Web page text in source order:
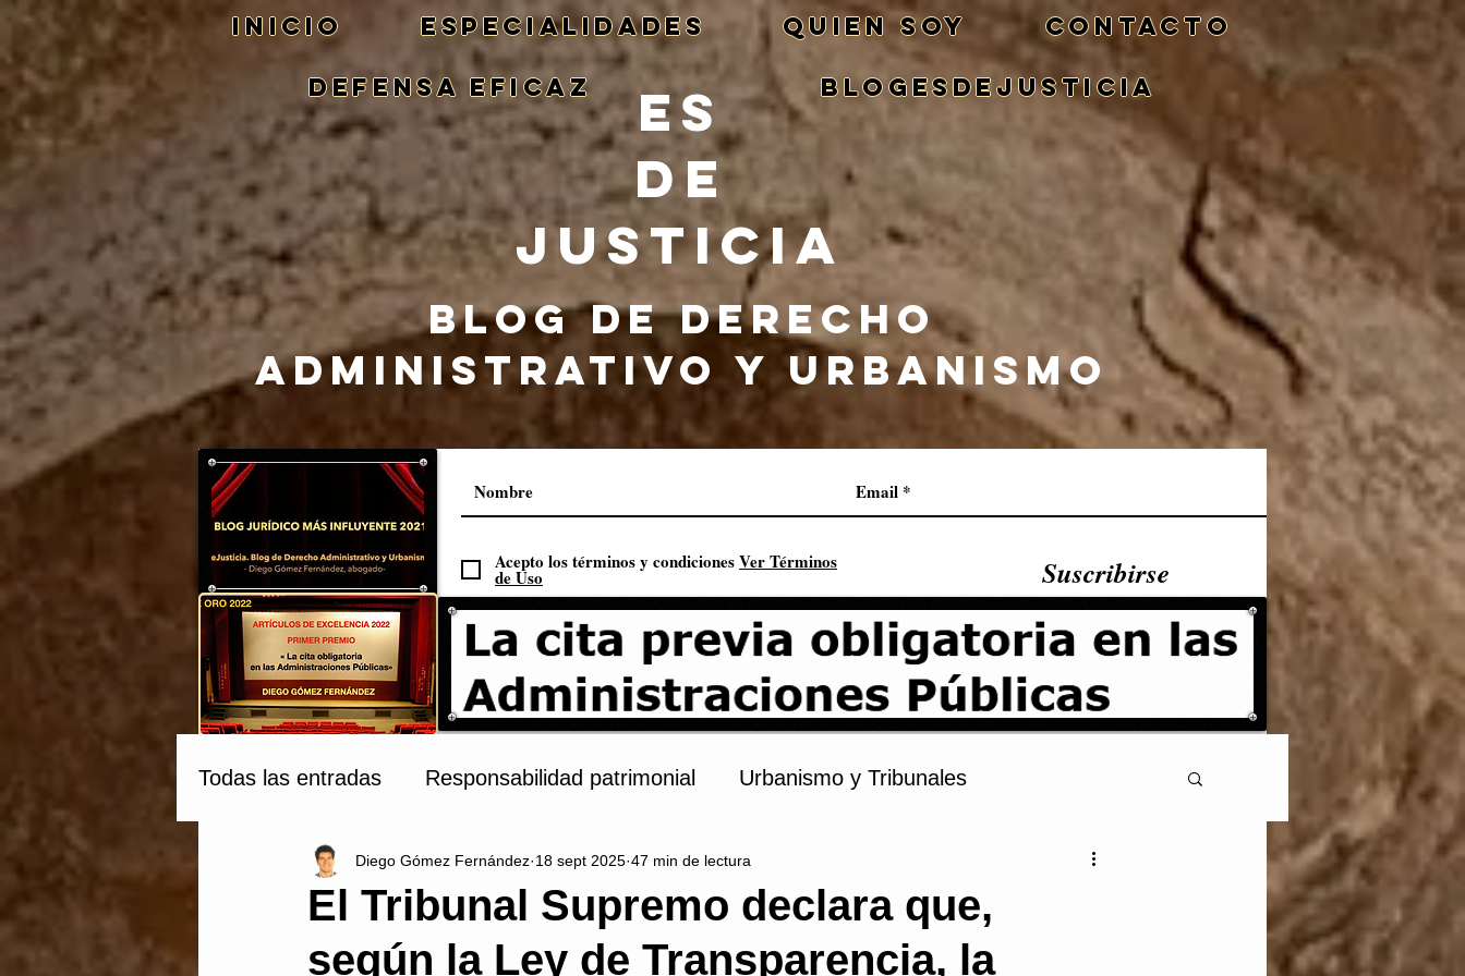
Inicio ESPECIALIDADES QUIEN SOY
CONTACTO
DEFENSA EFICAZ
BlogEsdeJusticia
ES
DE
JUSTICIA
BLOG DE DERECHO
ADMINISTRATIVO Y URBANISMO
Acepto los términos y condicionesVer Términos
de Uso Suscribirse
Todas las entradas Responsabilidad patrimonial Urbanismo y Tribunales
Compraventa y Tribunales Procedimiento administrativo
Patrimonio Cultural Constitución Contratación pública Derechos Fundamentales
El Tribunal Supremo declara que,
según la Ley de Transparencia, la
Diego Gómez Fernández 18 sept 2025 47 min de lectura